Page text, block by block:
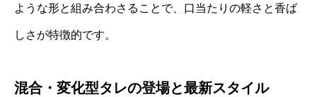
ような形と組み合わさることで、口当たりの軽さと香ば
しさが特徴的です。
混合・変化型タレの登場と最新スタイル